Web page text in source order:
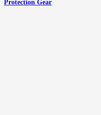
Protection Gear